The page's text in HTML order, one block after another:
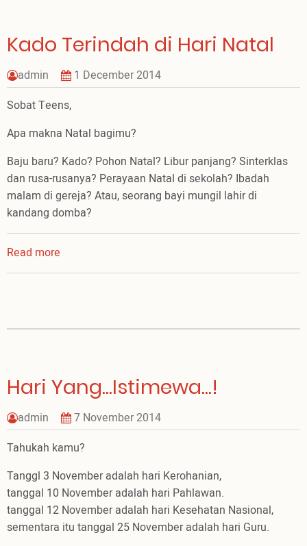
Kado Terindah di Hari Natal
admin
1 December 2014
Sobat Teens,
Apa makna Natal bagimu?
Baju baru? Kado? Pohon Natal? Libur panjang? Sinterklas
dan rusa-rusanya? Perayaan Natal di sekolah? Ibadah
malam di gereja? Atau, seorang bayi mungil lahir di
kandang domba?
Read more
Kado
Hari Yang...Istimewa...!
admin
7 November 2014
Tahukah kamu?
Tanggl 3 November adalah hari Kerohanian,
tanggal 10 November adalah hari Pahlawan.
tanggal 12 November adalah hari Kesehatan Nasional,
sementara itu tanggal 25 November adalah hari Guru.